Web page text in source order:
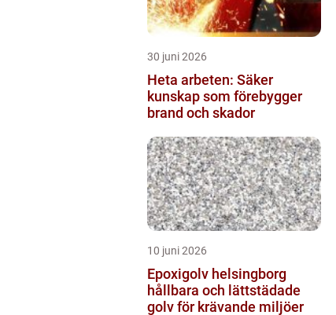
30 juni 2026
Heta arbeten: Säker
kunskap som förebygger
brand och skador
10 juni 2026
Epoxigolv helsingborg
hållbara och lättstädade
golv för krävande miljöer